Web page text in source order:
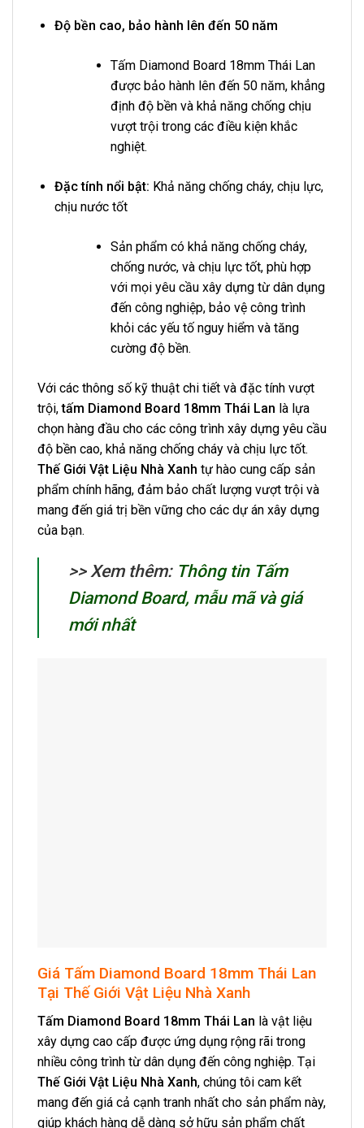
Độ bền cao, bảo hành lên đến 50 năm
Tấm Diamond Board 18mm Thái Lan
được bảo hành lên đến 50 năm, khẳng
định độ bền và khả năng chống chịu
vượt trội trong các điều kiện khắc
nghiệt.
Đặc tính nổi bật: Khả năng chống cháy, chịu lực,
chịu nước tốt
Sản phẩm có khả năng chống cháy,
chống nước, và chịu lực tốt, phù hợp
với mọi yêu cầu xây dựng từ dân dụng
đến công nghiệp, bảo vệ công trình
khỏi các yếu tố nguy hiểm và tăng
cường độ bền.
Với các thông số kỹ thuật chi tiết và đặc tính vượt
trội,tấm Diamond Board 18mm Thái Lan là lựa
chọn hàng đầu cho các công trình xây dựng yêu cầu
độ bền cao, khả năng chống cháy và chịu lực tốt.
Thế Giới Vật Liệu Nhà Xanh tự hào cung cấp sản
phẩm chính hãng, đảm bảo chất lượng vượt trội và
mang đến giá trị bền vững cho các dự án xây dựng
của bạn.
>> Xem thêm: Thông tin Tấm
Diamond Board, mẫu mã và giá
mới nhất
Giá Tấm Diamond Board 18mm Thái Lan
Tại Thế Giới Vật Liệu Nhà Xanh
Tấm Diamond Board 18mm Thái Lan là vật liệu
xây dựng cao cấp được ứng dụng rộng rãi trong
nhiều công trình từ dân dụng đến công nghiệp. Tại
Thế Giới Vật Liệu Nhà Xanh, chúng tôi cam kết
mang đến giá cả cạnh tranh nhất cho sản phẩm này,
giúp khách hàng dễ dàng sở hữu sản phẩm chất